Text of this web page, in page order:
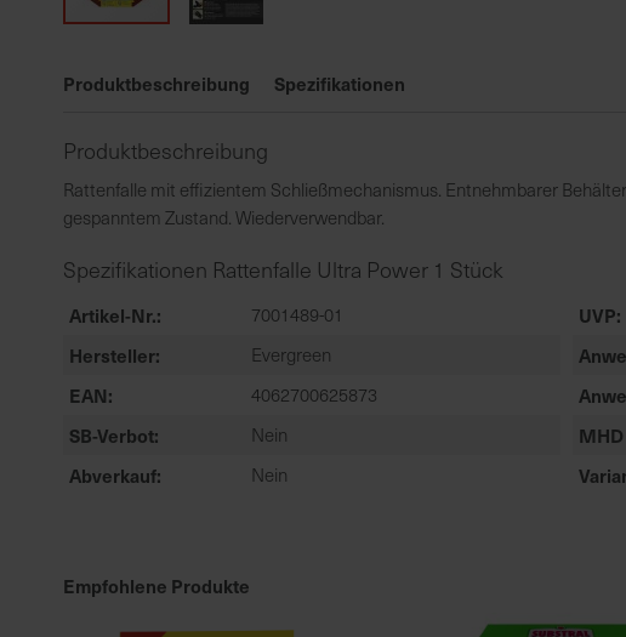
der
springen
Produktbeschreibung Spezifikationen
Produktbeschreibung
Rattenfalle mit effizientem Schließmechanismus. Entnehmbarer
gespanntem Zustand. Wiederverwendbar.
Spezifikationen Rattenfalle Ultra Power 1 Stück
Artikel-Nr. 7001489-01 UVP
Hersteller Evergreen
EAN 4062700625873
SB-Verbot Nein
Abverkauf Nein
Empfohlene Produkte